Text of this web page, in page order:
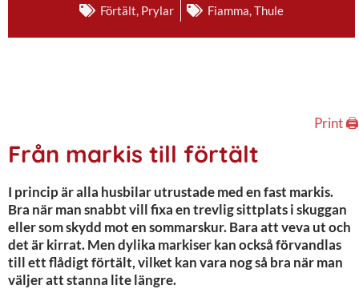
Förtält, Prylar Fiamma,Thule
Print 🖨
Från markis till förtält
I princip är alla husbilar utrustade med en fast markis.
Bra när man snabbt vill fixa en trevlig sittplats i skuggan
eller som skydd mot en sommarskur. Bara att veva ut och
det är kirrat. Men dylika markiser kan också förvandlas
till ett flådigt förtält, vilket kan vara nog så bra när man
väljer att stanna lite längre.